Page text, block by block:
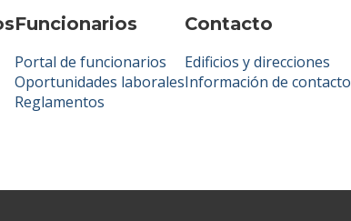
Funcionarios
Portal de funcionarios
Oportunidades laborales
Reglamentos
Contacto
Edificios y direcciones
Información de contacto